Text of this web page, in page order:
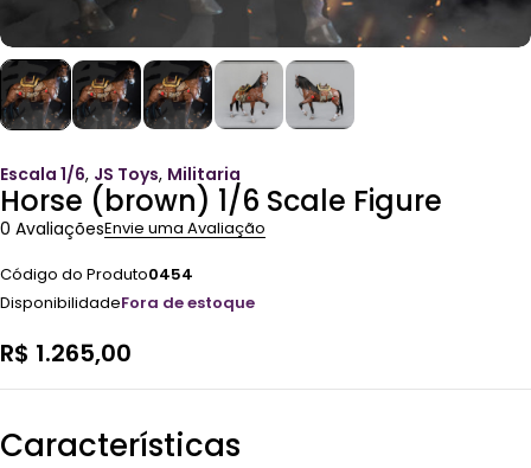
Escala 1/6, JS Toys, Militaria
Horse (brown) 1/6 Scale Figure
0 AvaliaçõesEnvie uma Avaliação
Código do Produto0454
DisponibilidadeFora de estoque
R$ 1.265,00
Características